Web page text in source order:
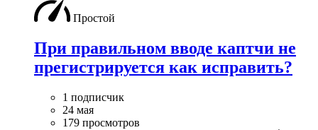
Простой
При правильном вводе каптчи не
прегистрируется как исправить?
1 подписчик
24 мая
179 просмотров